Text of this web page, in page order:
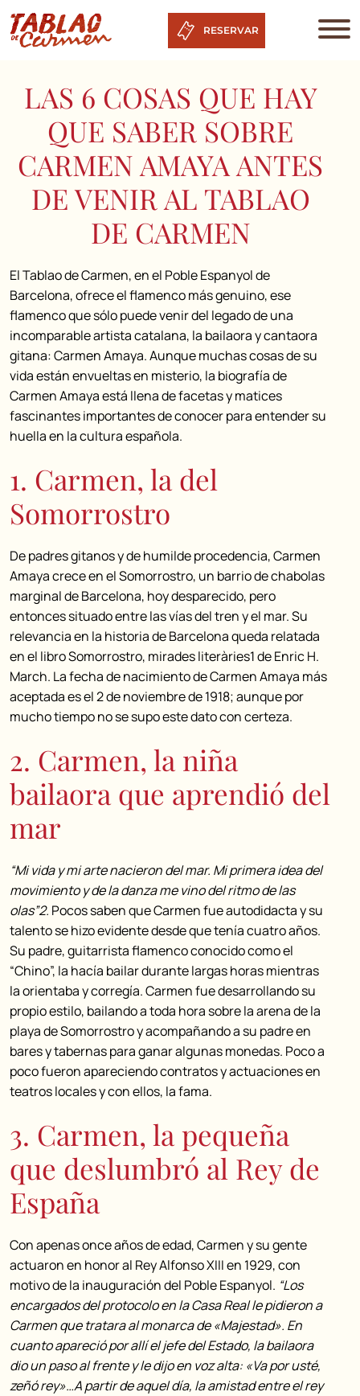
RESERVAR
LAS 6 COSAS QUE HAY
QUE SABER SOBRE
CARMEN AMAYA ANTES
DE VENIR AL TABLAO
DE CARMEN
El Tablao de Carmen, en el Poble Espanyol de
Barcelona, ofrece el flamenco más genuino, ese
flamenco que sólo puede venir del legado de una
incomparable artista catalana, la bailaora y cantaora
gitana: Carmen Amaya. Aunque muchas cosas de su
vida están envueltas en misterio, la biografía de
Carmen Amaya está llena de facetas y matices
fascinantes importantes de conocer para entender su
huella en la cultura española.
1. Carmen, la del
Somorrostro
De padres gitanos y de humilde procedencia, Carmen
Amaya crece en el Somorrostro, un barrio de chabolas
marginal de Barcelona, hoy desparecido, pero
entonces situado entre las vías del tren y el mar. Su
relevancia en la historia de Barcelona queda relatada
en el libro Somorrostro, mirades literàries1 de Enric H.
March. La fecha de nacimiento de Carmen Amaya más
aceptada es el 2 de noviembre de 1918; aunque por
mucho tiempo no se supo este dato con certeza.
2. Carmen, la niña
bailaora que aprendió del
mar
“Mi vida y mi arte nacieron del mar. Mi primera idea del
movimiento y de la danza me vino del ritmo de las
olas”2. Pocos saben que Carmen fue autodidacta y su
talento se hizo evidente desde que tenía cuatro años.
Su padre, guitarrista flamenco conocido como el
“Chino”, la hacía bailar durante largas horas mientras
la orientaba y corregía. Carmen fue desarrollando su
propio estilo, bailando a toda hora sobre la arena de la
playa de Somorrostro y acompañando a su padre en
bares y tabernas para ganar algunas monedas. Poco a
poco fueron apareciendo contratos y actuaciones en
teatros locales y con ellos, la fama.
3. Carmen, la pequeña
que deslumbró al Rey de
España
Con apenas once años de edad, Carmen y su gente
actuaron en honor al Rey Alfonso XIII en 1929, con
motivo de la inauguración del Poble Espanyol. “Los
encargados del protocolo en la Casa Real le pidieron a
Carmen que tratara al monarca de «Majestad». En
cuanto apareció por allí el jefe del Estado, la bailaora
dio un paso al frente y le dijo en voz alta: «Va por usté,
zeñó rey»…A partir de aquel día, la amistad entre el rey